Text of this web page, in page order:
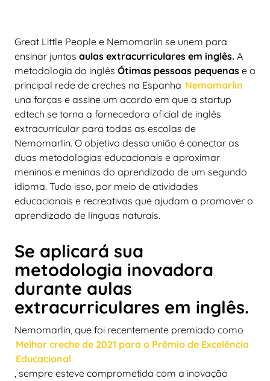
Great Little People e Nemomarlin se unem para
ensinar juntos aulas extracurriculares em inglês. A
metodologia do inglês Ótimas pessoas pequenas e a
principal rede de creches na Espanha Nemomarlin
una forças e assine um acordo em que a startup
edtech se torna a fornecedora oficial de inglês
extracurricular para todas as escolas de
Nemomarlin. O objetivo dessa união é conectar as
duas metodologias educacionais e aproximar
meninos e meninas do aprendizado de um segundo
idioma. Tudo isso, por meio de atividades
educacionais e recreativas que ajudam a promover o
aprendizado de línguas naturais.
Se aplicará sua
metodologia inovadora
durante aulas
extracurriculares em inglês.
Nemomarlin, que foi recentemente premiado como
Melhor creche de 2021 para o Prêmio de Excelência
Educacional
, sempre esteve comprometida com a inovação